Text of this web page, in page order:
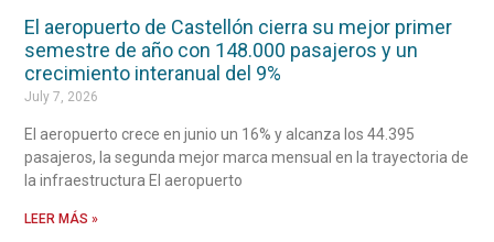
El aeropuerto de Castellón cierra su mejor primer
semestre de año con 148.000 pasajeros y un
crecimiento interanual del 9%
July 7, 2026
El aeropuerto crece en junio un 16% y alcanza los 44.395
pasajeros, la segunda mejor marca mensual en la trayectoria de
la infraestructura El aeropuerto
LEER MÁS »